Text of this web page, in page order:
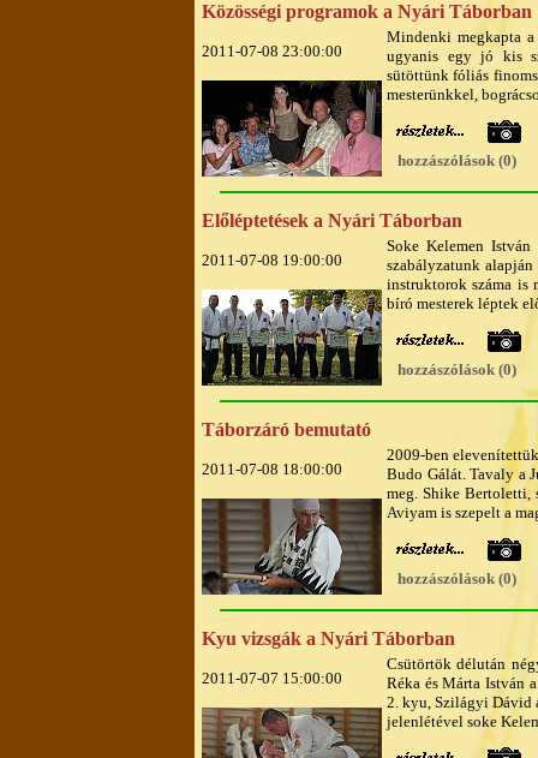
Közösségi programok a Nyári Táborban
2011-07-08 23:00:00
Mindenki megkapta
ugyanis egy jó kis
sütöttünk fóliás
mesterünkkel,
hozzászólások (0)
Előléptetések a Nyári Táborban
2011-07-08 19:00:00
Soke Kelemen
szabályzatunk
instruktorok száma is
bíró mesterek léptek
hozzászólások (0)
Táborzáró bemutató
2011-07-08 18:00:00
2009-ben
Budo Gálát. Tavaly a
meg. Shike Bertoletti,
Aviyam is szepelt a
hozzászólások (0)
Kyu vizsgák a Nyári Táborban
2011-07-07 15:00:00
Csütörtök délután
Réka és Márta István
2. kyu, Szilágyi Dávid
jelenlétével soke